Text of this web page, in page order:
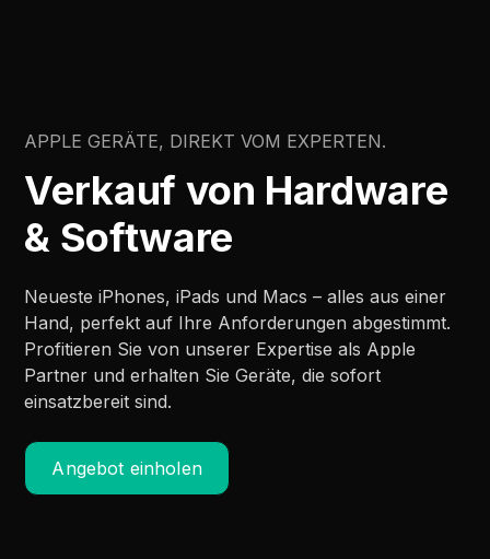
APPLE GERÄTE, DIREKT VOM EXPERTEN.
Verkauf von Hardware
& Software
Neueste iPhones, iPads und Macs – alles aus einer
Hand, perfekt auf Ihre Anforderungen abgestimmt.
Profitieren Sie von unserer Expertise als Apple
Partner und erhalten Sie Geräte, die sofort
einsatzbereit sind.
Angebot einholen